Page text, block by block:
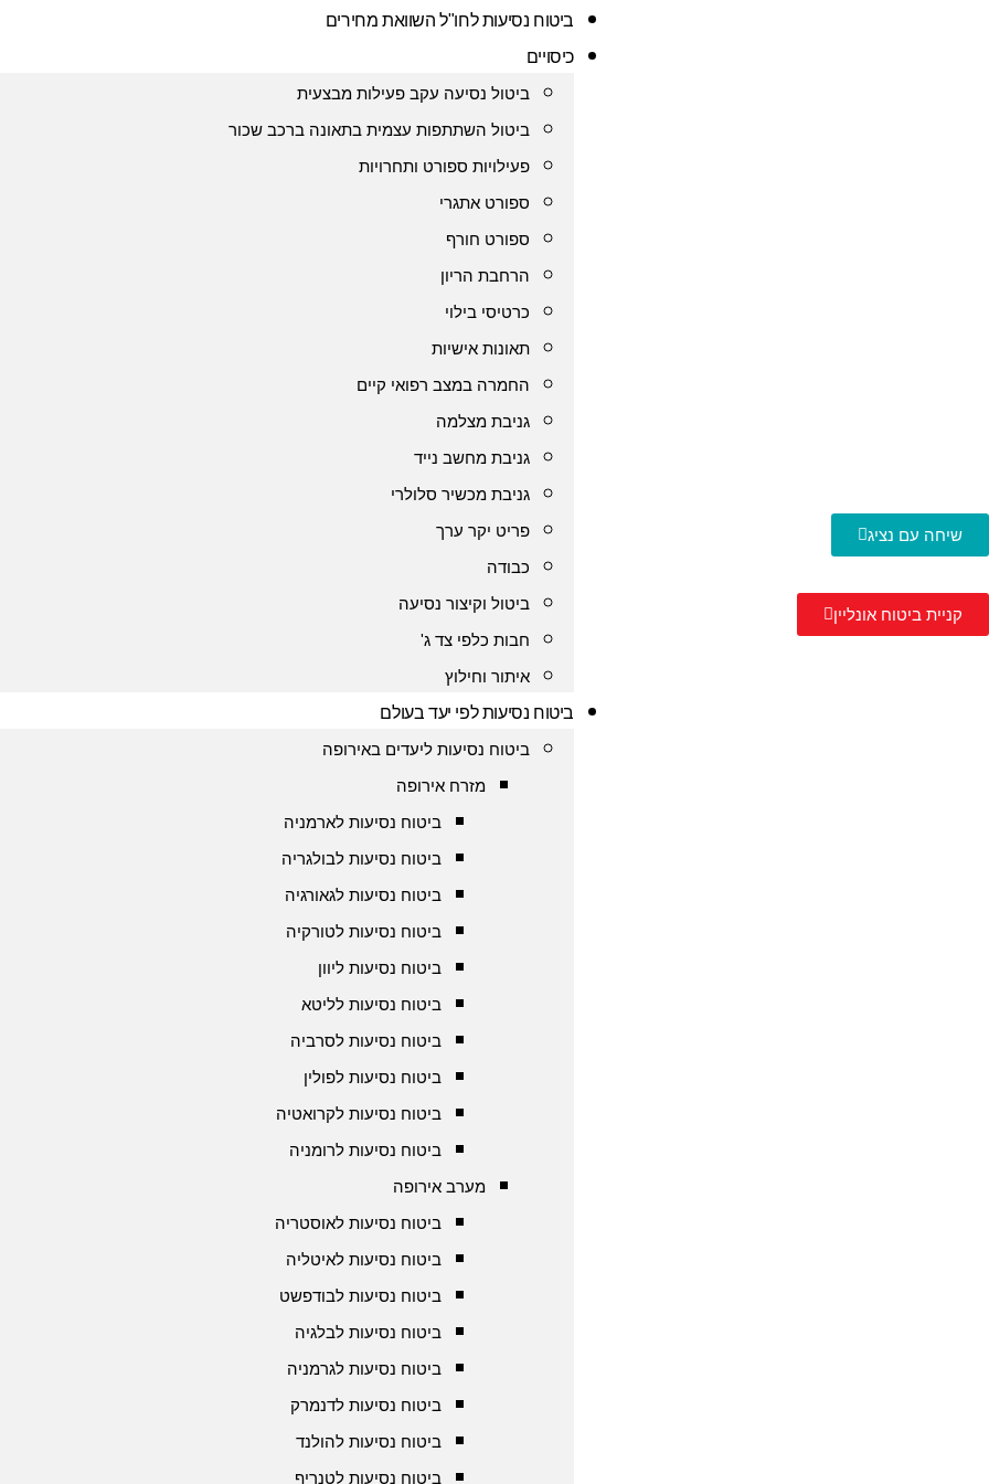
ביטוח נסיעות לחו"ל השוואת מחירים
כיסויים
ביטול נסיעה עקב פעילות מבצעית
ביטול השתתפות עצמית בתאונה ברכב שכור
פעילויות ספורט ותחרויות
ספורט אתגרי
ספורט חורף
הרחבת הריון
כרטיסי בילוי
תאונות אישיות
החמרה במצב רפואי קיים
גניבת מצלמה
גניבת מחשב נייד
גניבת מכשיר סלולרי
פריט יקר ערך
כבודה
ביטול וקיצור נסיעה
חבות כלפי צד ג'
איתור וחילוץ
ביטוח נסיעות לפי יעד בעולם
ביטוח נסיעות ליעדים באירופה
מזרח אירופה
ביטוח נסיעות לארמניה
ביטוח נסיעות לבולגריה
ביטוח נסיעות לגאורגיה
ביטוח נסיעות לטורקיה
ביטוח נסיעות ליוון
ביטוח נסיעות לליטא
ביטוח נסיעות לסרביה
ביטוח נסיעות לפולין
ביטוח נסיעות לקרואטיה
ביטוח נסיעות לרומניה
מערב אירופה
ביטוח נסיעות לאוסטריה
ביטוח נסיעות לאיטליה
ביטוח נסיעות לבודפשט
ביטוח נסיעות לבלגיה
ביטוח נסיעות לגרמניה
ביטוח נסיעות לדנמרק
ביטוח נסיעות להולנד
ביטוח נסיעות לטנריף
שיחה עם נציג
קניית ביטוח אונליין